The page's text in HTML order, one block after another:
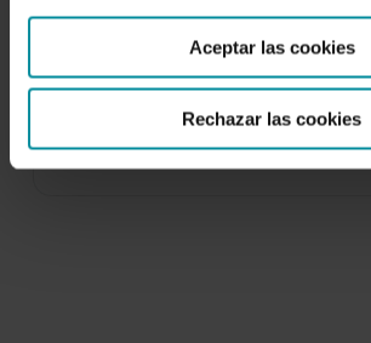
Aceptar las cookies
Rechazar las cookies
desaladora solar pasiva con
8 de mayo de 2003
Se presenta el análisis de un sistema
desalación solar pasiva ensayado